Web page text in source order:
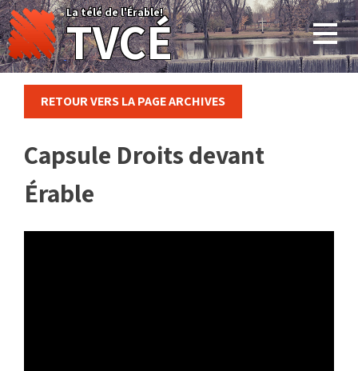
Skip
to
content
La télé de l'Érable!
TVCÉ
RETOUR VERS LA PAGE ARCHIVES
Capsule Droits devant
Érable